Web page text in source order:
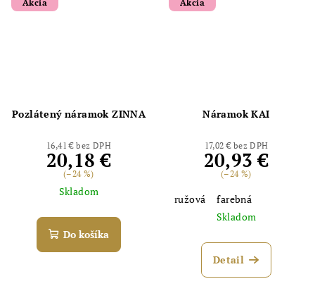
Akcia
Pozlátený náramok ZINNA
16,41 € bez DPH
20,18 €
(–24 %)
Skladom
Do košíka
Akcia
Náramok KAI
17,02 € bez DPH
20,93 €
(–24 %)
ružová
farebná
Skladom
Detail